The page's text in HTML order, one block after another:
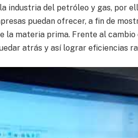
industria del petróleo y gas, por
puedan ofrecer, a fin de
la materia prima. Frente al cambio
atrás y así lograr eficiencias